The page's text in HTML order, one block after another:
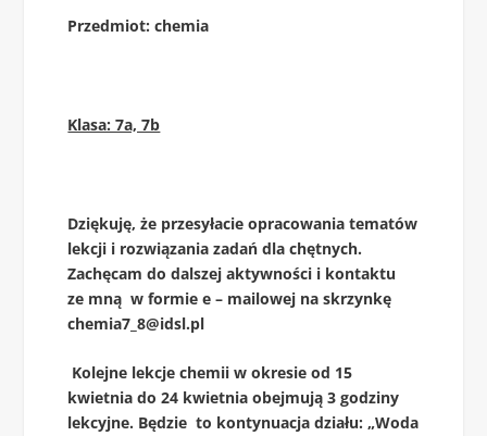
Przedmiot: chemia
Klasa: 7a, 7b
Dziękuję, że przesyłacie opracowania tematów
lekcji i rozwiązania zadań dla chętnych.
Zachęcam do dalszej aktywności i kontaktu
ze mną w formie e – mailowej na skrzynkę
chemia7_8@idsl.pl
Kolejne lekcje chemii w okresie od 15
kwietnia do 24 kwietnia obejmują 3 godziny
lekcyjne. Będzie to kontynuacja działu: „Woda